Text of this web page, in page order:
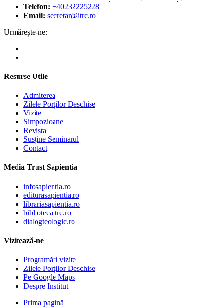
Telefon: +40232225228
Email: secretar@itrc.ro
Urmărește-ne:
Resurse Utile
Admiterea
Zilele Porților Deschise
Vizite
Simpozioane
Revista
Susține Seminarul
Contact
Media Trust Sapientia
infosapientia.ro
editurasapientia.ro
librariasapientia.ro
bibliotecaitrc.ro
dialogteologic.ro
Vizitează-ne
Programări vizite
Zilele Porților Deschise
Pe Google Maps
Despre Institut
Prima pagină